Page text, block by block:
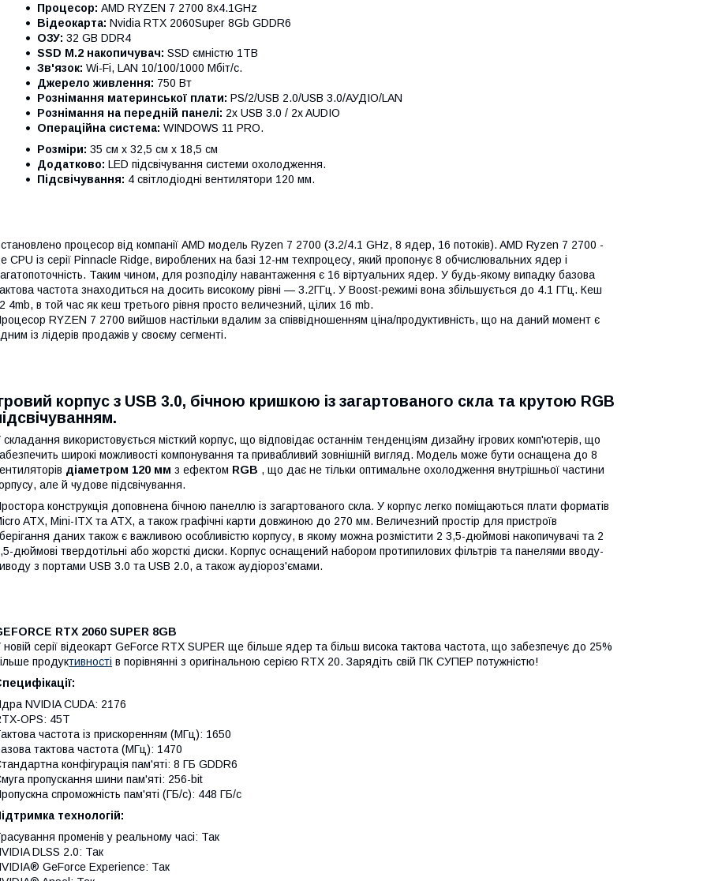
Процесор: AMD RYZEN 7 2700 8x4.1GHz
Відеокарта: Nvidia RTX 2060Super 8Gb GDDR6
ОЗУ: 32 GB DDR4
SSD M.2 накопичувач: SSD ємністю 1TB
Зв'язок: Wi-Fi, LAN 10/100/1000 Мбіт/с.
Джерело живлення: 750 Вт
Рознімання материнської плати: PS/2/USB 2.0/USB 3.0/АУДІО/LAN
Рознімання на передній панелі: 2x USB 3.0 / 2x AUDIO
Операційна система: WINDOWS 11 PRO.
Розміри: 35 см x 32,5 см x 18,5 см
Додатково: LED підсвічування системи охолодження.
Підсвічування: 4 світлодіодні вентилятори 120 мм.
процесор від компанії AMD модель Ryzen 7 2700 (3.2/4.1 GHz, 8 ядер, 16 потоків). AMD Ryzen 7 2700 -
CPU із серії Pinnacle Ridge, вироблених на базі 12-нм техпроцесу, який пропонує 8 обчислювальних ядер і
Таким чином, для розподілу навантаження є 16 віртуальних ядер. У будь-якому випадку базова
частота знаходиться на досить високому рівні — 3.2ГГц. У Boost-режимі вона збільшується до 4.1 ГГц. Кеш
4mb, в той час як кеш третього рівня просто величезний, цілих 16 mb.
RYZEN 7 2700 вийшов настільки вдалим за співвідношенням ціна/продуктивність, що на даний момент є
із лідерів продажів у своєму сегменті.
корпус з USB 3.0, бічною кришкою із загартованого скла та крутою RGB
складання використовується місткий корпус, що відповідає останнім тенденціям дизайну ігрових комп'ютерів, що
широкі можливості компонування та привабливий зовнішній вигляд. Модель може бути оснащена до 8
діаметром 120 мм з ефектом RGB , що дає не тільки оптимальне охолодження внутрішньої частини
але й чудове підсвічування.
конструкція доповнена бічною панеллю із загартованого скла. У корпус легко поміщаються плати форматів
ATX, Mini-ITX та ATX, а також графічні карти довжиною до 270 мм. Величезний простір для пристроїв
даних також є важливою особливістю корпусу, в якому можна розмістити 2 3,5-дюймові накопичувачі та 2
дюймові твердотільні або жорсткі диски. Корпус оснащений набором протипилових фільтрів та панелями вводу-
з портами USB 3.0 та USB 2.0, а також аудіороз'ємами.
RTX 2060 SUPER 8GB
новій серії відеокарт GeForce RTX SUPER ще більше ядер та більш висока тактова частота, що забезпечує до 25%
продуктивності в порівнянні з оригінальною серією RTX 20. Зарядіть свій ПК СУПЕР потужністю!
NVIDIA CUDA: 2176
OPS: 45T
частота із прискоренням (МГц): 1650
тактова частота (МГц): 1470
конфігурація пам'яті: 8 ГБ GDDR6
пропускання шини пам'яті: 256-bit
спроможність пам'яті (ГБ/с): 448 ГБ/с
технологій:
променів у реальному часі: Так
DLSS 2.0: Так
GeForce Experience: Так